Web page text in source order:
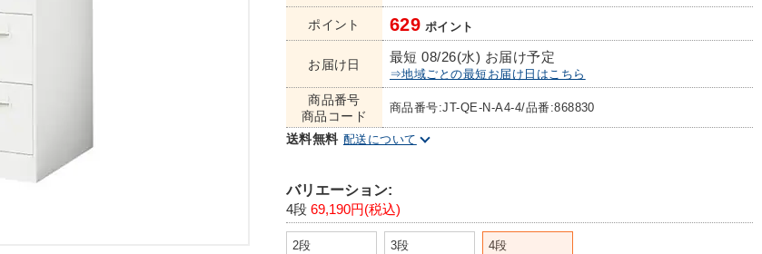
ポイント 629 ポイント
お届け日 最短 08/26(水) お届け予定
⇒地域ごとの最短お届け日はこちら
商品番号
商品コード
商品番号:JT-QE-N-A4-4/品番:868830
送料無料 配送について
バリエーション:
4段 69,190円(税込)
2段
3段
4段